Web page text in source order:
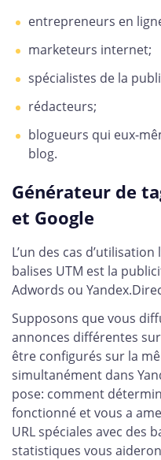
entrepreneurs en
marketeurs internet;
spécialistes de la
rédacteurs;
blogueurs qui eux-
blog.
Générateur de
et Google
L’un des cas
balises UTM est la
Adwords ou
Supposons que vous
annonces différentes
être configurés sur la
simultanément dans
pose: comment
fonctionné et vous a
URL spéciales avec des
statistiques vous